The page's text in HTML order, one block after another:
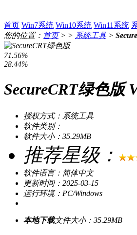
首页 Win7系统 Win10系统 Win11系统
您的位置： 首页> > 系统工具 >
71.56%
28.44%
SecureCRT绿色版
授权方式：系统工具
软件类别：
软件大小：35.29MB
推荐星级：
软件语言：简体中文
更新时间：2025-03-15
运行环境：PC/Windows
本地下载文件大小：35.29MB